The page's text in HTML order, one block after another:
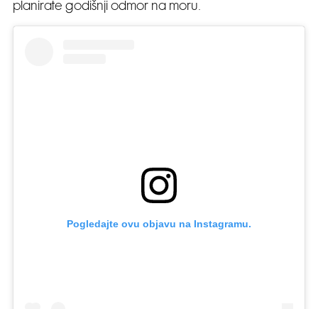
planirate godišnji odmor na moru.
Pogledajte ovu objavu na Instagramu.